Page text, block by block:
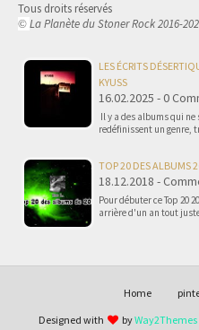
Tous droits réservés
© La Planète du Stoner Rock 2016-
LES ÉCRITS
KYUSS
16.02.2025 - 0
Il y a des albums qui
redéfinissent un genre,
TOP 20 DES ALBUMS
18.12.2018 -
Pour débuter ce Top 20
arrière d'un an tout
Home
Designed with
byWay2Themes